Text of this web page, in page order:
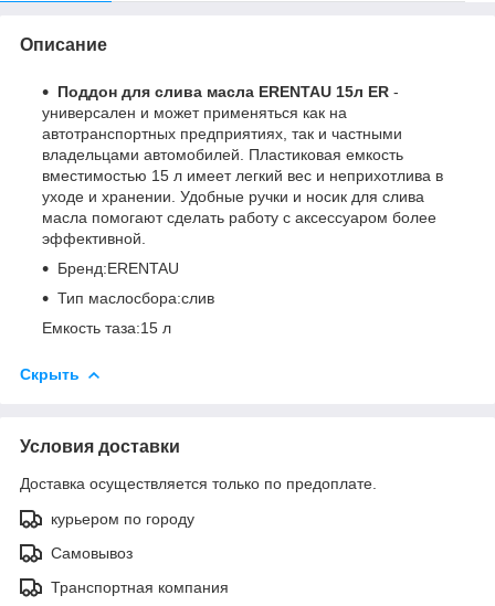
Описание
Поддон для слива масла ERENTAU 15л ER -
универсален и может применяться как на
автотранспортных предприятиях, так и частными
владельцами автомобилей. Пластиковая емкость
вместимостью 15 л имеет легкий вес и неприхотлива в
уходе и хранении. Удобные ручки и носик для слива
масла помогают сделать работу с аксессуаром более
эффективной.
Бренд:ERENTAU
Тип маслосбора:слив
Емкость таза:15 л
Скрыть
Условия доставки
Доставка осуществляется только по предоплате.
курьером по городу
Самовывоз
Транспортная компания